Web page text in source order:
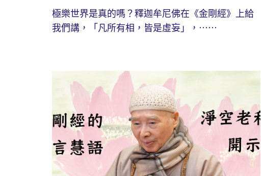
極樂世界是真的嗎？釋迦牟尼佛在《金剛經》上給
我們講，「凡所有相，皆是虛妄」，⋯⋯